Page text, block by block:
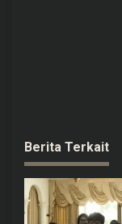
Berita Terkait